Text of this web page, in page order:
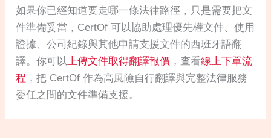
如果你已經知道要走哪一條法律路徑，只是需要把文
件準備妥當，CertOf 可以協助處理優先權文件、使用
證據、公司紀錄與其他申請支援文件的西班牙語翻
譯。你可以上傳文件取得翻譯報價 ，查看線上下單流
程 ，把 CertOf 作為高風險自行翻譯與完整法律服務
委任之間的文件準備支援。